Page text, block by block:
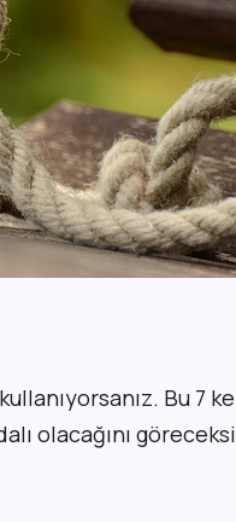
Bu 7
olacağını